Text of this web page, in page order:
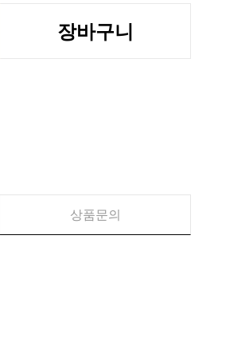
장바구니
상품문의